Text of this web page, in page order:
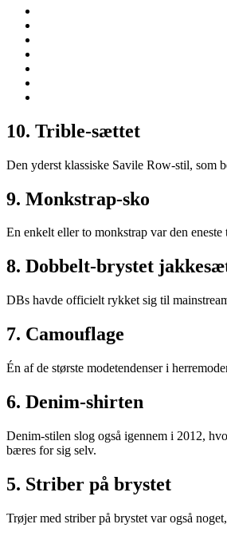
10. Trible-sættet
Den yderst klassiske Savile Row-stil, som
9. Monkstrap-sko
En enkelt eller to monkstrap var den
8. Dobbelt-brystet
DBs havde officielt rykket sig til
7. Camouflage
Én af de største modetendenser i
6. Denim-shirten
Denim-stilen slog også igennem i 2012,
bæres for sig selv.
5. Striber på brystet
Trøjer med striber på brystet var også